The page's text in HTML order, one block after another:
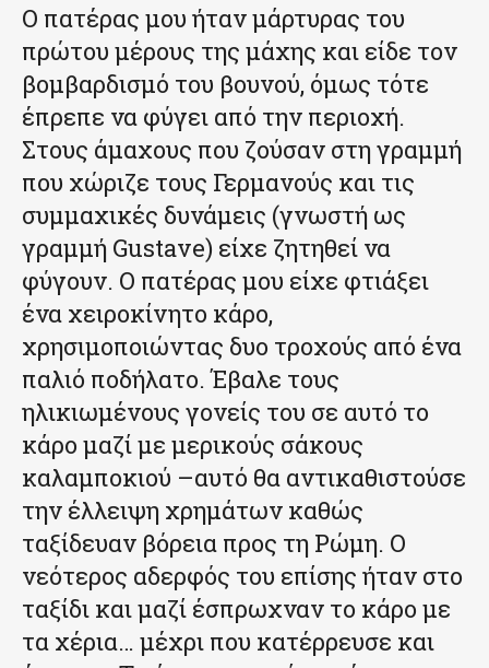
Ο πατέρας μου ήταν μάρτυρας του
πρώτου μέρους της μάχης και είδε τον
βομβαρδισμό του βουνού, όμως τότε
έπρεπε να φύγει από την περιοχή.
Στους άμαχους που ζούσαν στη γραμμή
που χώριζε τους Γερμανούς και τις
συμμαχικές δυνάμεις (γνωστή ως
γραμμή Gustave) είχε ζητηθεί να
φύγουν. Ο πατέρας μου είχε φτιάξει
ένα χειροκίνητο κάρο,
χρησιμοποιώντας δυο τροχούς από ένα
παλιό ποδήλατο. Έβαλε τους
ηλικιωμένους γονείς του σε αυτό το
κάρο μαζί με μερικούς σάκους
καλαμποκιού –αυτό θα αντικαθιστούσε
την έλλειψη χρημάτων καθώς
ταξίδευαν βόρεια προς τη Ρώμη. Ο
νεότερος αδερφός του επίσης ήταν στο
ταξίδι και μαζί έσπρωχναν το κάρο με
τα χέρια… μέχρι που κατέρρευσε και